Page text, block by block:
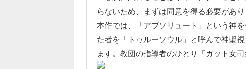
らないため、まずは同意を得る必要があり
本作では、「アブソリュート」という神
た者を「トゥルーソウル」と呼んで神聖
ます。教団の指導者のひとり「ガット女